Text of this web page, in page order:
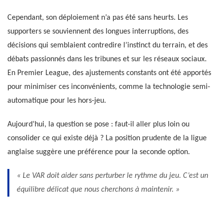
Cependant, son déploiement n’a pas été sans heurts. Les
supporters se souviennent des longues interruptions, des
décisions qui semblaient contredire l’instinct du terrain, et des
débats passionnés dans les tribunes et sur les réseaux sociaux.
En Premier League, des ajustements constants ont été apportés
pour minimiser ces inconvénients, comme la technologie semi-
automatique pour les hors-jeu.
Aujourd’hui, la question se pose : faut-il aller plus loin ou
consolider ce qui existe déjà ? La position prudente de la ligue
anglaise suggère une préférence pour la seconde option.
« Le VAR doit aider sans perturber le rythme du jeu. C’est un
équilibre délicat que nous cherchons à maintenir. »